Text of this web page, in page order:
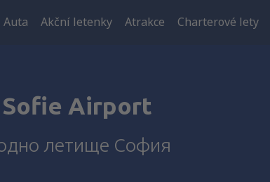
Auta Akční letenky Atrakce Charterové lety
Sofie Airport
летище София